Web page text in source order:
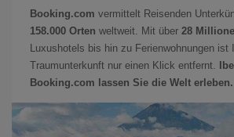
Booking.com vermittelt Reisenden
158.000 Orten weltweit. Mit über 28
Luxushotels bis hin zu Ferienwohnungen ist
Traumunterkunft nur einen Klick entfernt.
Booking.com lassen Sie die Welt erleben.